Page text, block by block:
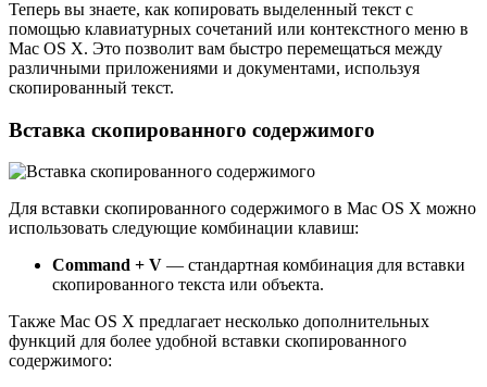
Теперь вы знаете, как копировать выделенный текст с
помощью клавиатурных сочетаний или контекстного меню в
Mac OS X. Это позволит вам быстро перемещаться между
различными приложениями и документами, используя
скопированный текст.
Вставка скопированного содержимого
Для вставки скопированного содержимого в Mac OS X можно
использовать следующие комбинации клавиш:
Command + V — стандартная комбинация для вставки
скопированного текста или объекта.
Также Mac OS X предлагает несколько дополнительных
функций для более удобной вставки скопированного
содержимого: